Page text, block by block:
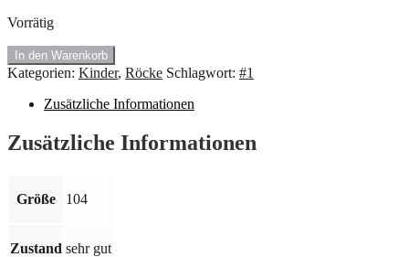
Vorrätig
#1.199
Falten
Rock
Muster.
Größe:
Menge
In den Warenkorb
Kategorien: Kinder, Röcke Schlagwort: #1
Zusätzliche Informationen
Zusätzliche Informationen
Größe 104
Zustand sehr gut